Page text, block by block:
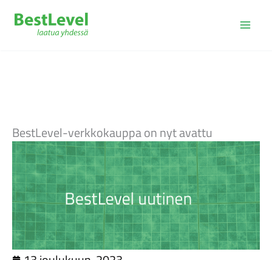
Siirry
sisältöön
BestLevel-verkkokauppa on nyt avattu